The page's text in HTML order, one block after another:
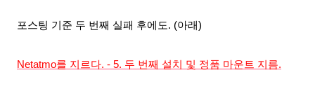
포스팅 기준 두 번째 실패 후에도. (아래)
Netatmo를 지르다. - 5. 두 번째 설치 및 정품 마운트 지름.